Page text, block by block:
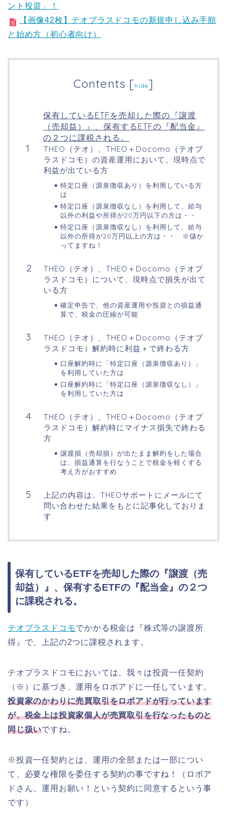
ント投資」！
【画像42枚】テオプラスドコモの新規申し込み手順
と始め方（初心者向け）
Contents [hide]
保有しているETFを売却した際の『譲渡
（売却益）』、保有するETFの『配当金』
の２つに課税される。
THEO（テオ）、THEO＋Docomo（テオプ
ラスドコモ）の資産運用において、現時点で
利益が出ている方
特定口座（源泉徴収あり）を利用している方
は
特定口座（源泉徴収なし）を利用して、給与
以外の利益や所得が20万円以下の方は・・
特定口座（源泉徴収なし）を利用して、給与
以外の所得が20万円以上の方は・・ ※儲か
ってますね！
THEO（テオ）、THEO＋Docomo（テオプ
ラスドコモ）について、現時点で損失が出て
いる方
確定申告で、他の資産運用や投資との損益通
算で、税金の圧縮が可能
THEO（テオ）、THEO＋Docomo（テオプ
ラスドコモ）解約時に利益＋で終わる方
口座解約時に「特定口座（源泉徴収あり）」
を利用していた方は
口座解約時に「特定口座（源泉徴収なし）」
を利用していた方は
THEO（テオ）、THEO＋Docomo（テオプ
ラスドコモ）解約時にマイナス損失で終わる
方
譲渡損（売却損）が出たまま解約をした場合
は、損益通算を行なうことで税金を軽くする
考え方がおすすめ
上記の内容は、THEOサポートにメールにて
問い合わせた結果をもとに記事化しておりま
す
保有しているETFを売却した際の『譲渡（売
却益）』、保有するETFの『配当金』の２つ
に課税される。
テオプラスドコモでかかる税金は『株式等の譲渡所
得』で、上記の2つに課税されます。
テオプラスドコモにおいては、我々は投資一任契約
（※）に基づき、運用をロボアドに一任しています。
投資家のかわりに売買取引をロボアドが行っています
が、税金上は投資家個人が売買取引を行なったものと
同じ扱いですね。
※投資一任契約とは、運用の全部または一部につい
て、必要な権限を委任する契約の事ですね！（ロボア
ドさん、運用お願い！という契約に同意するという事
です）